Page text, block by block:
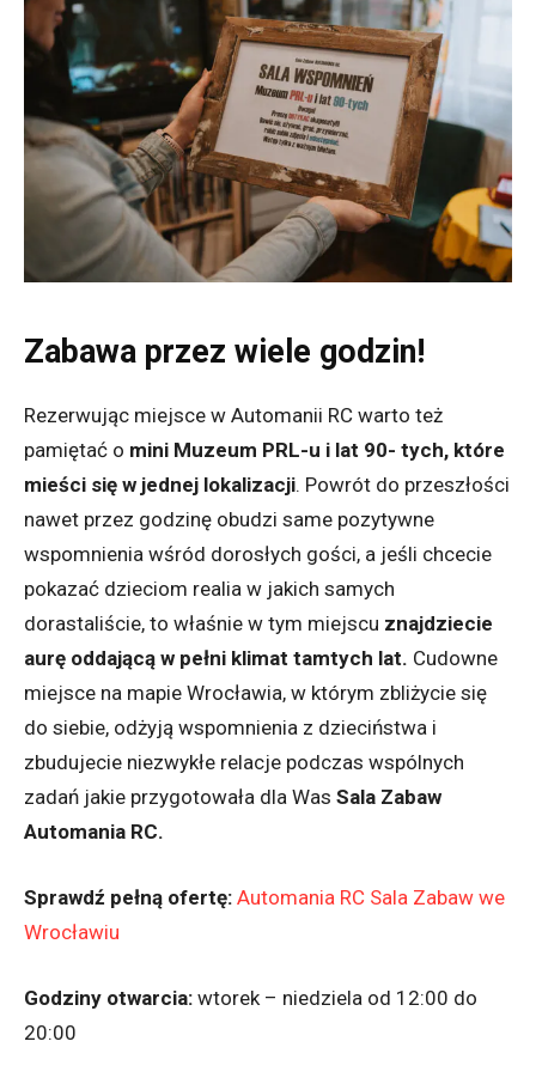
Zabawa przez wiele godzin!
Rezerwując miejsce w Automanii RC warto też
pamiętać o mini Muzeum PRL-u i lat 90- tych, które
mieści się w jednej lokalizacji. Powrót do przeszłości
nawet przez godzinę obudzi same pozytywne
wspomnienia wśród dorosłych gości, a jeśli chcecie
pokazać dzieciom realia w jakich samych
dorastaliście, to właśnie w tym miejscu znajdziecie
aurę oddającą w pełni klimat tamtych lat. Cudowne
miejsce na mapie Wrocławia, w którym zbliżycie się
do siebie, odżyją wspomnienia z dzieciństwa i
zbudujecie niezwykłe relacje podczas wspólnych
zadań jakie przygotowała dla Was Sala Zabaw
Automania RC.
Sprawdź pełną ofertę: Automania RC Sala Zabaw we
Wrocławiu
Godziny otwarcia: wtorek – niedziela od 12:00 do
20:00